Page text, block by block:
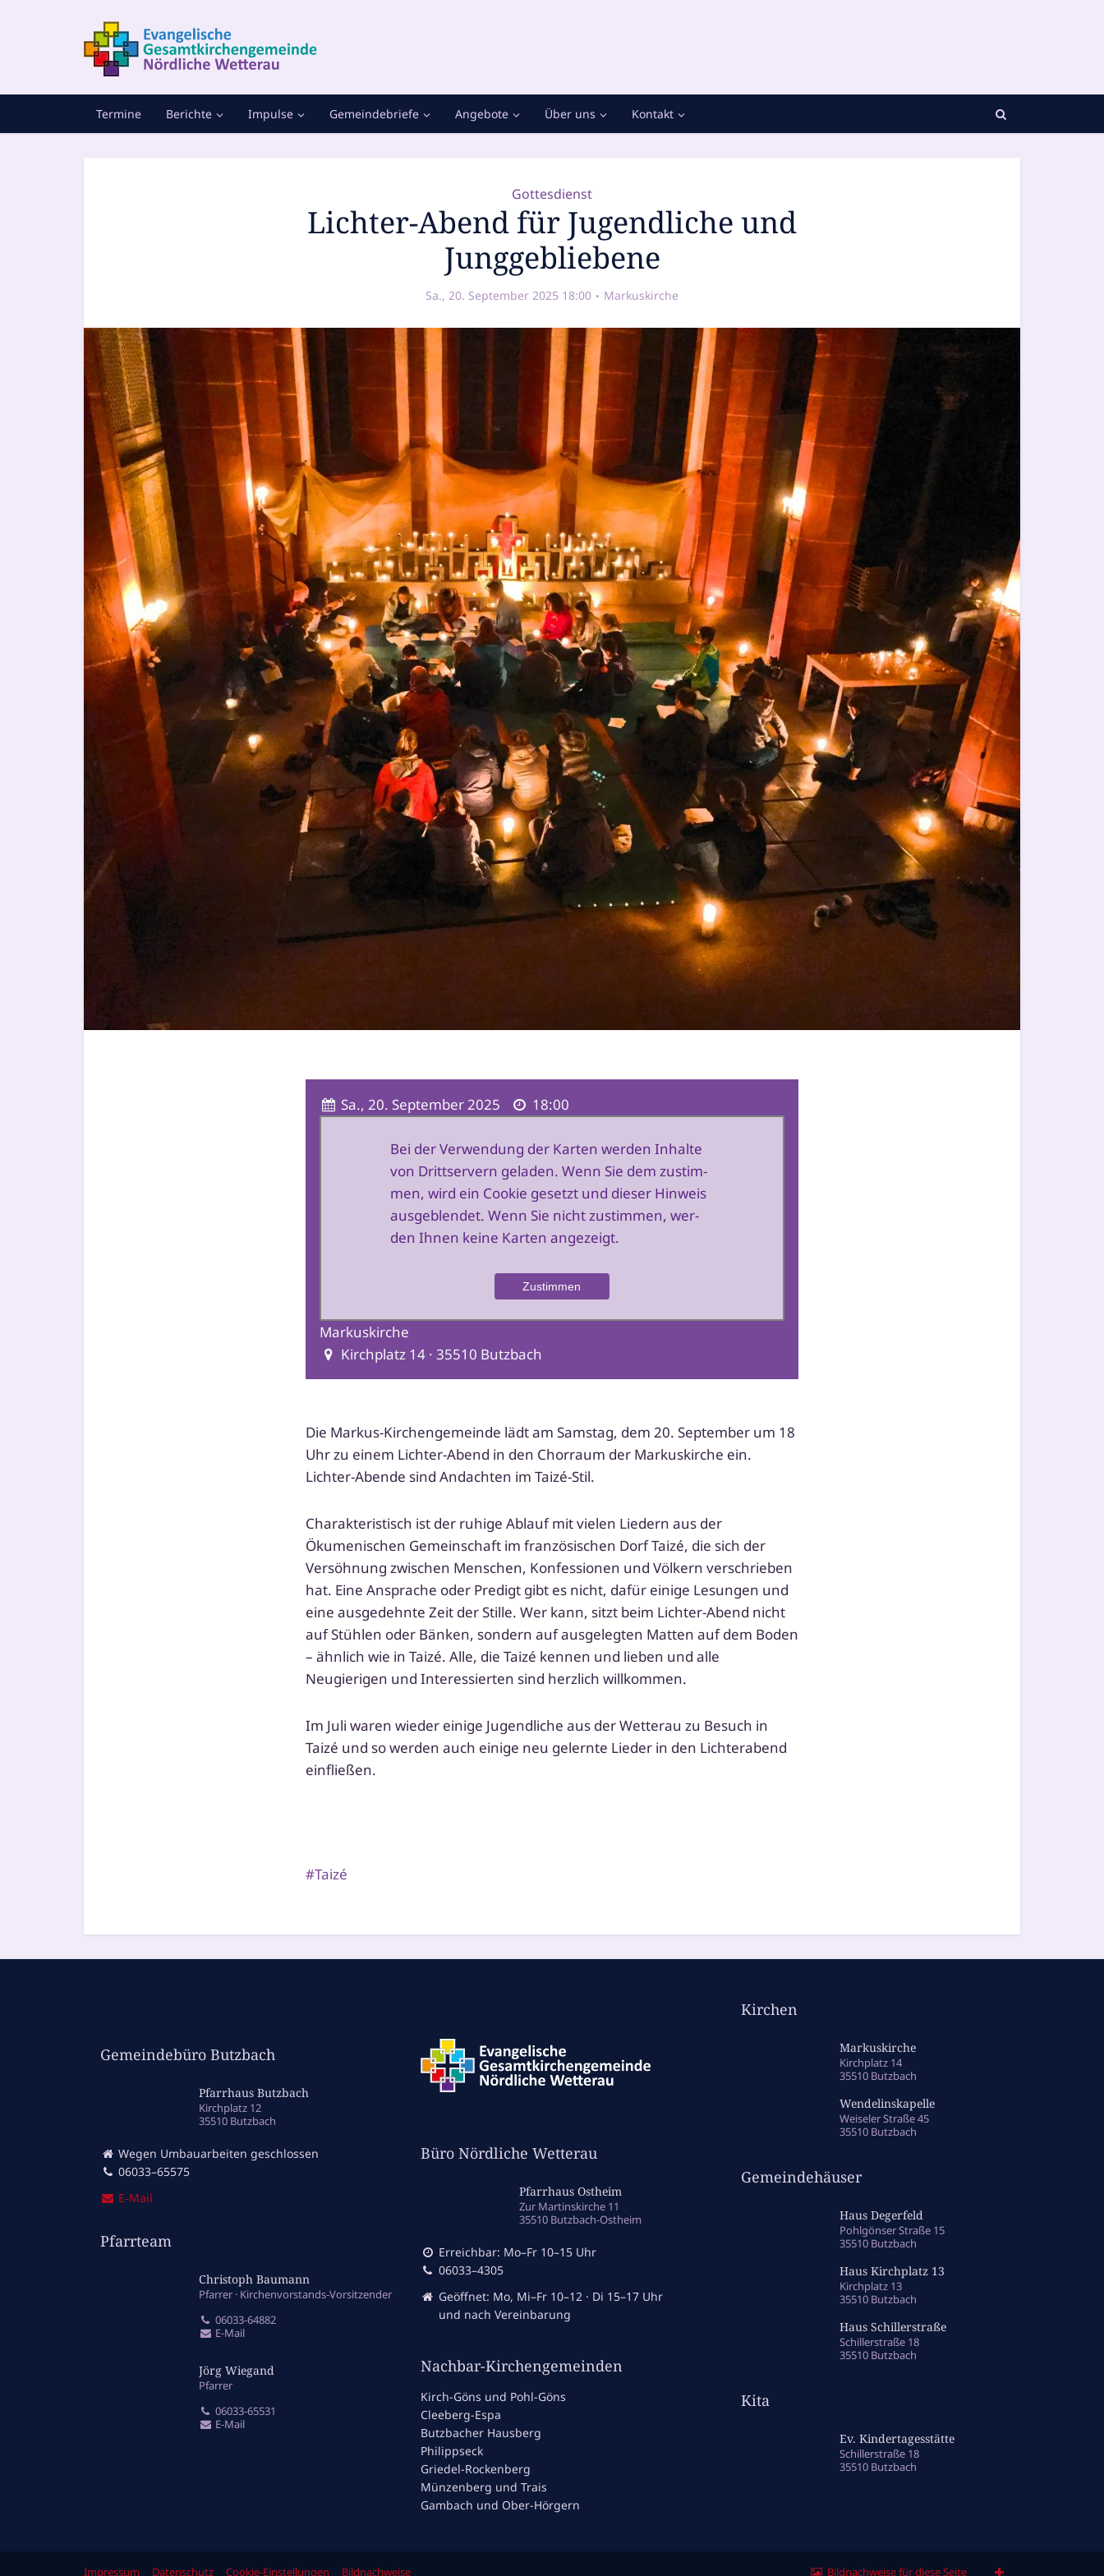
Termine Berichte Impulse Gemeindebriefe Angebote Über uns Kontakt
Gottesdienst
Lichter-Abend für Jugendliche und
Junggebliebene
Sa., 20. September 2025 18:00 Markuskirche
Sa., 20. September 2025 18:00
Bei der Verwendung der Karten wer­den Inhalte
von Drittservern gela­den. Wenn Sie dem zustim­
men, wird ein Cookie gesetzt und die­ser Hinweis
aus­ge­blen­det. Wenn Sie nicht zustim­men, wer­
den Ihnen kei­ne Karten angezeigt.
Markuskirche
Kirchplatz 14 · 35510 Butzbach
Die Markus-Kirchengemeinde lädt am Samstag, dem 20. September um 18
Uhr zu einem Lichter-Abend in den Chorraum der Markuskirche ein.
Lichter-Abende sind Andachten im Taizé-Stil.
Charakteristisch ist der ruhi­ge Ablauf mit vie­len Liedern aus der
Ökumenischen Gemeinschaft im fran­zö­si­schen Dorf Taizé, die sich der
Versöhnung zwi­schen Menschen, Konfessionen und Völkern ver­schrie­ben
hat. Eine Ansprache oder Predigt gibt es nicht, dafür eini­ge Lesungen und
eine aus­ge­dehn­te Zeit der Stille. Wer kann, sitzt beim Lichter-Abend nicht
auf Stühlen oder Bänken, son­dern auf aus­ge­leg­ten Matten auf dem Boden
– ähn­lich wie in Taizé. Alle, die Taizé ken­nen und lie­ben und alle
Neugierigen und Interessierten sind herz­lich willkommen.
Im Juli waren wie­der eini­ge Jugendliche aus der Wetterau zu Besuch in
Taizé und so wer­den auch eini­ge neu gelern­te Lieder in den Lichterabend
einfließen.
Taizé
Gemeindebüro Butzbach
Pfarrhaus Butzbach
Kirchplatz 12
35510 Butzbach
Wegen Umbauarbeiten geschlossen
06033–65575
E‑Mail
Pfarrteam
Christoph Baumann
Pfarrer Kirchenvorstands-Vorsitzender
06033-64882
E-Mail
Jörg Wiegand
Pfarrer
06033-65531
E-Mail
Büro Nördliche Wetterau
Pfarrhaus Ostheim
Zur Martinskirche 11
35510 Butzbach-Ostheim
Erreichbar: Mo–Fr 10–15 Uhr
06033–4305
Geöffnet: Mo, Mi–Fr 10–12 · Di 15–17 Uhr
und nach Vereinbarung
Nachbar-Kirchengemeinden
Kirch-Göns und Pohl-Göns
Cleeberg-Espa
Butzbacher Hausberg
Philippseck
Griedel-Rockenberg
Münzenberg und Trais
Gambach und Ober-Hörgern
Kirchen
Markuskirche
Kirchplatz 14
35510 Butzbach
Wendelinskapelle
Weiseler Straße 45
35510 Butzbach
Gemeindehäuser
Haus Degerfeld
Pohlgönser Straße 15
35510 Butzbach
Haus Kirchplatz 13
Kirchplatz 13
35510 Butzbach
Haus Schillerstraße
Schillerstraße 18
35510 Butzbach
Kita
Ev. Kindertagesstätte
Schillerstraße 18
35510 Butzbach
Impressum Datenschutz Cookie-Einstellungen Bildnachweise Bildnachweise für diese Seite